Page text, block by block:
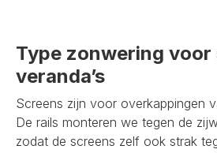
Type zonwering voor
veranda’s
Screens zijn voor overkappingen
De rails monteren we tegen de
zodat de screens zelf ook strak